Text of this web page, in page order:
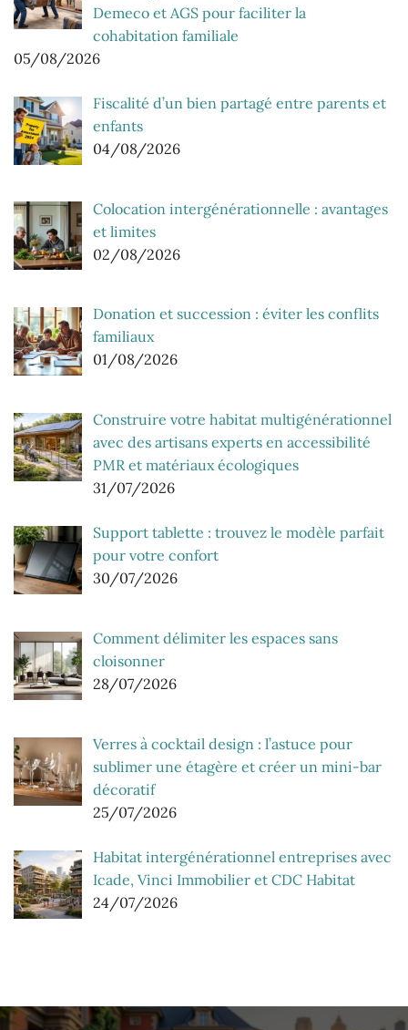
Demeco et AGS pour faciliter la
cohabitation familiale
05/08/2026
Fiscalité d’un bien partagé entre parents et
enfants
04/08/2026
Colocation intergénérationnelle : avantages
et limites
02/08/2026
Donation et succession : éviter les conflits
familiaux
01/08/2026
Construire votre habitat multigénérationnel
avec des artisans experts en accessibilité
PMR et matériaux écologiques
31/07/2026
Support tablette : trouvez le modèle parfait
pour votre confort
30/07/2026
Comment délimiter les espaces sans
cloisonner
28/07/2026
Verres à cocktail design : l’astuce pour
sublimer une étagère et créer un mini-bar
décoratif
25/07/2026
Habitat intergénérationnel entreprises avec
Icade, Vinci Immobilier et CDC Habitat
24/07/2026